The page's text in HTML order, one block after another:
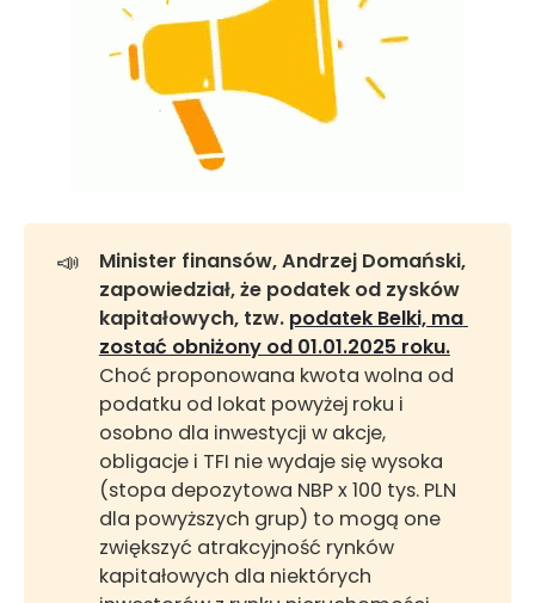
📣
Minister finansów, Andrzej Domański,
zapowiedział, że podatek od zysków
kapitałowych, tzw. podatek Belki, ma
zostać obniżony od 01.01.2025 roku.
Choć proponowana kwota wolna od
podatku od lokat powyżej roku i
osobno dla inwestycji w akcje,
obligacje i TFI nie wydaje się wysoka
(stopa depozytowa NBP x 100 tys. PLN
dla powyższych grup) to mogą one
zwiększyć atrakcyjność rynków
kapitałowych dla niektórych